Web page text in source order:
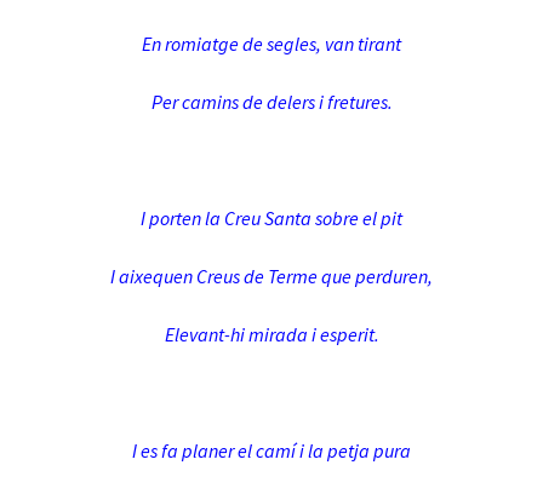
En romiatge de segles, van tirant
Per camins de delers i fretures.
I porten la Creu Santa sobre el pit
I aixequen Creus de Terme que perduren,
Elevant-hi mirada i esperit.
I es fa planer el camí i la petja pura